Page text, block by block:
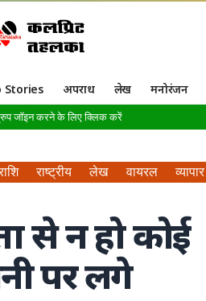
Stories अपराध लेख मनोरंजन
जॉइन करने के लिए क्लिक करें
राष्ट्रीय लेख वायरल
व्यापार
से न हो कोई
पर लगे